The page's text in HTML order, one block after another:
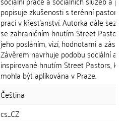
popisuje zkušenosti s terénní
prací v křesťanství. Autorka dále
se zahraničním hnutím Street
jeho posláním, vizí, hodnotami a
Závěrem navrhuje podobu sociální
inspirované hnutím Street Pastors,
mohla být aplikována v Praze.
Čeština
cs_CZ